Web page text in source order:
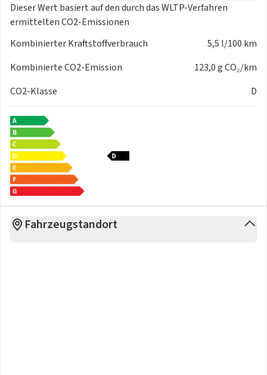
Dieser Wert basiert auf den durch dasWLTP-Verfahren
ermittelten CO2-Emissionen
Kombinierter Kraftstoffverbrauch
5,5 l/100 km
Kombinierte CO2-Emission
123,0 g CO₂/km
CO2-Klasse
D
Fahrzeugstandort